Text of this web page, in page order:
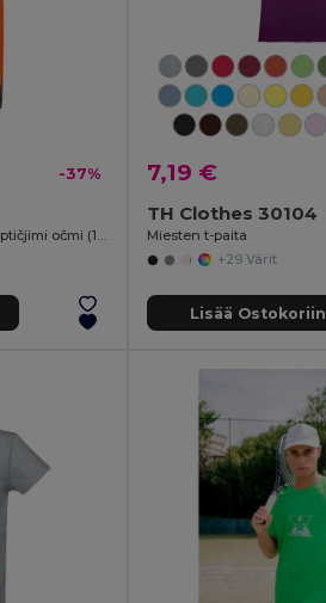
-37%
Dvobarvna tehnična majica s ptičjimi očmi (160 g/m²), iz poliestra (100 %)
7,19 €
TH Clothes 30104
Miesten t-paita
+29 Värit
Lisää Ostokoriin